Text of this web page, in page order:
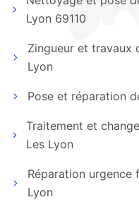
Lyon 69110
Zingueur et travaux
Lyon
Pose et réparation
Traitement et
Les Lyon
Réparation urgence
Lyon